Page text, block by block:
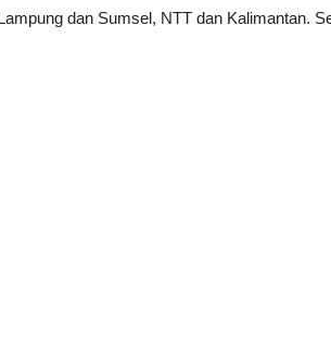
dan Sumsel, NTT dan Kalimantan.